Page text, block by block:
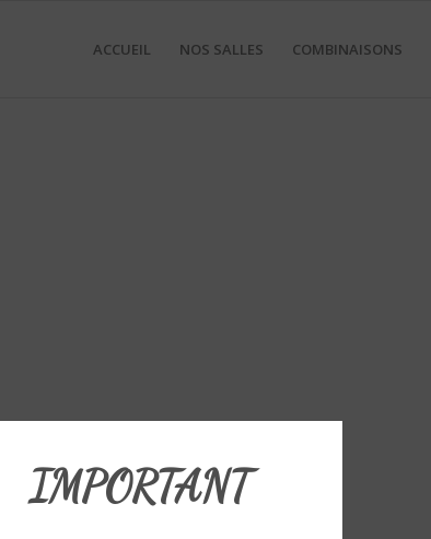
ACCUEIL NOS SALLES COMBINAISONS
IMPORTANT